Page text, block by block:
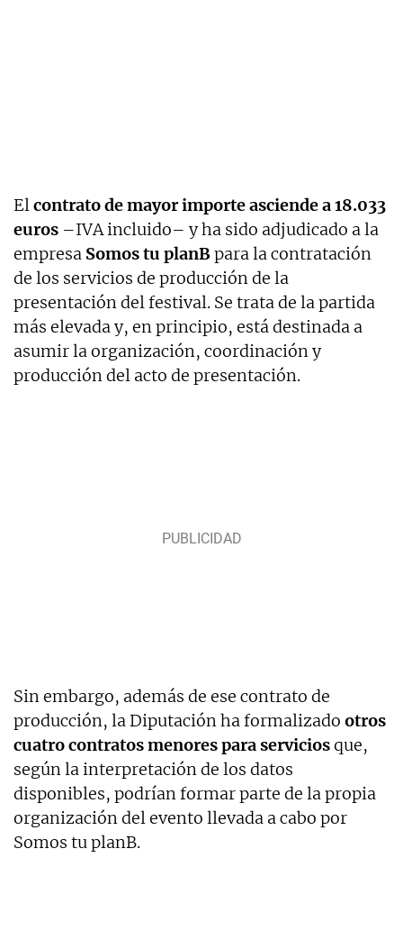
Elcontrato de mayor importe asciende a 18.033
euros –IVA incluido– y ha sido adjudicado a la
empresa Somos tu planB para la contratación
de los servicios de producción de la
presentación del festival. Se trata de la partida
más elevada y, en principio, está destinada a
asumir la organización, coordinación y
producción del acto de presentación.
Sin embargo, además de ese contrato de
producción, la Diputación ha formalizado otros
cuatro contratos menores para serviciosque,
según la interpretación de los datos
disponibles, podrían formar parte de la propia
organización del evento llevada a cabo por
Somos tu planB.